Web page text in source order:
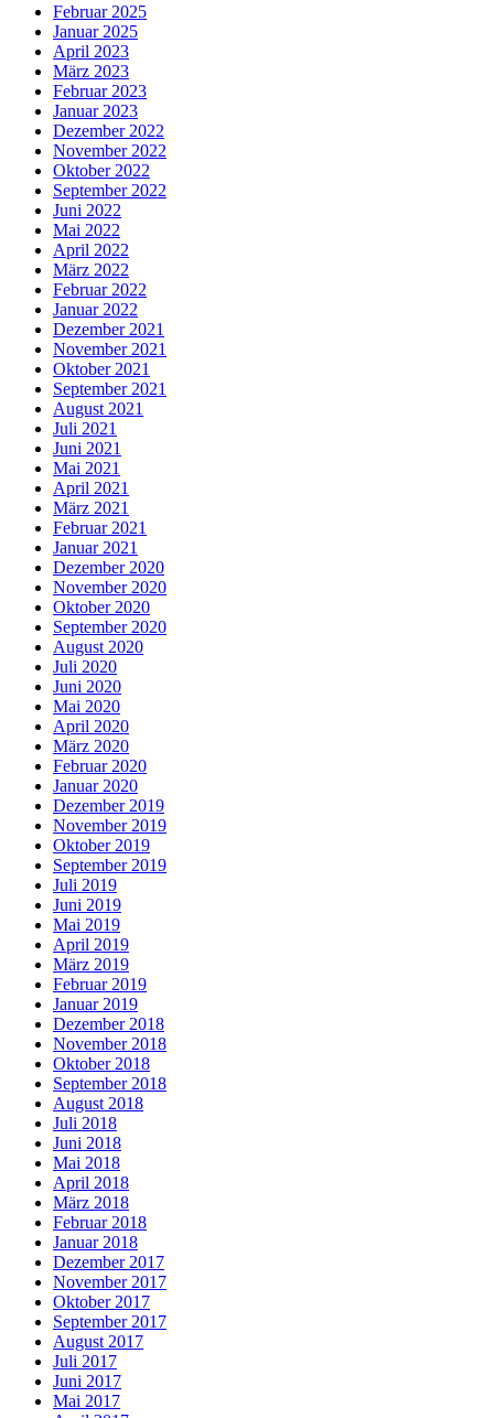
Februar 2025
Januar 2025
April 2023
März 2023
Februar 2023
Januar 2023
Dezember 2022
November 2022
Oktober 2022
September 2022
Juni 2022
Mai 2022
April 2022
März 2022
Februar 2022
Januar 2022
Dezember 2021
November 2021
Oktober 2021
September 2021
August 2021
Juli 2021
Juni 2021
Mai 2021
April 2021
März 2021
Februar 2021
Januar 2021
Dezember 2020
November 2020
Oktober 2020
September 2020
August 2020
Juli 2020
Juni 2020
Mai 2020
April 2020
März 2020
Februar 2020
Januar 2020
Dezember 2019
November 2019
Oktober 2019
September 2019
Juli 2019
Juni 2019
Mai 2019
April 2019
März 2019
Februar 2019
Januar 2019
Dezember 2018
November 2018
Oktober 2018
September 2018
August 2018
Juli 2018
Juni 2018
Mai 2018
April 2018
März 2018
Februar 2018
Januar 2018
Dezember 2017
November 2017
Oktober 2017
September 2017
August 2017
Juli 2017
Juni 2017
Mai 2017